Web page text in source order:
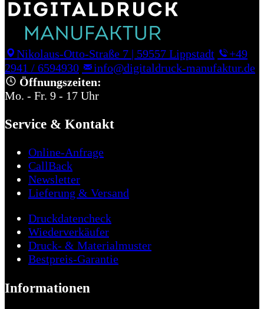
Nikolaus-Otto-Straße 7 | 59557 Lippstadt
+49
2941 / 6594930
info@digitaldruck-manufaktur.de
Öffnungszeiten:
Mo. - Fr. 9 - 17 Uhr
Service & Kontakt
Online-Anfrage
CallBack
Newsletter
Lieferung & Versand
Druckdatencheck
Wiederverkäufer
Druck- & Materialmuster
Bestpreis-Garantie
Informationen